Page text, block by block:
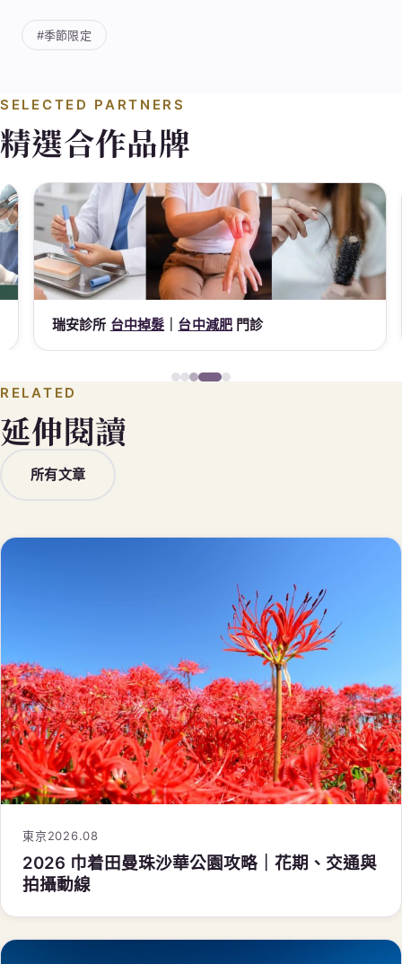
#季節限定
SELECTED PARTNERS
精選合作品牌
瑞安診所台中掉髮｜台中減肥門診
RELATED
延伸閱讀
所有文章
東京2026.08
2026 巾着田曼珠沙華公園攻略｜花期、交通與
拍攝動線